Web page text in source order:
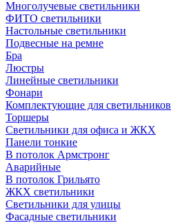
Многолучевые светильники
ФИТО светильники
Настольные светильники
Подвесные на ремне
Бра
Люстры
Линейные светильники
Фонари
Комплектующие для светильников
Торшеры
Светильники для офиса и ЖКХ
Панели тонкие
В потолок Армстронг
Аварийные
В потолок Грильято
ЖКХ светильники
Светильники для улицы
Фасадные светильники